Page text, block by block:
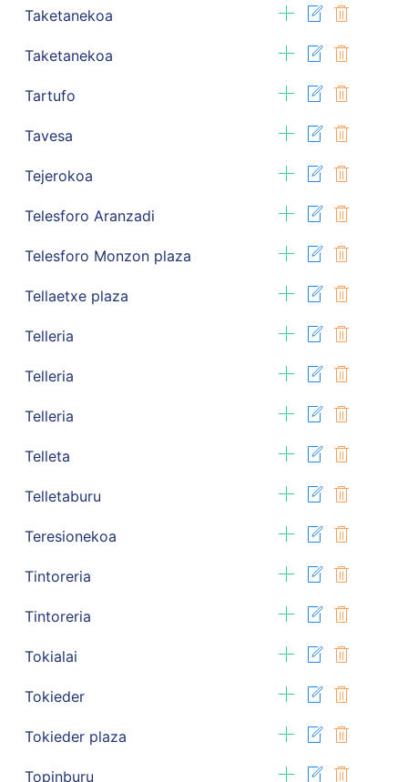
Taketanekoa
Taketanekoa
Tartufo
Tavesa
Tejerokoa
Telesforo Aranzadi
Telesforo Monzon plaza
Tellaetxe plaza
Telleria
Telleria
Telleria
Telleta
Telletaburu
Teresionekoa
Tintoreria
Tintoreria
Tokialai
Tokieder
Tokieder plaza
Topinburu